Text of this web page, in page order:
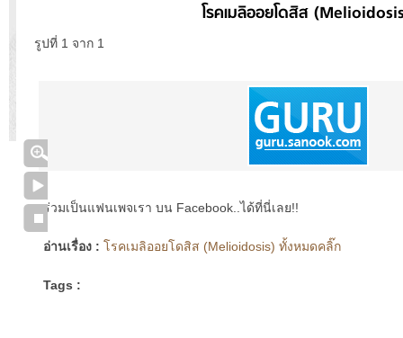
โรคเมลิออยโดสิส
รูปที่ 1 จาก 1
ร่วมเป็นแฟนเพจเรา บน Facebook..ได้ที่นี่เลย!!
อ่านเรื่อง : โรคเมลิออยโดสิส (Melioidosis) ทั้งหมดคลิ๊ก
Tags :